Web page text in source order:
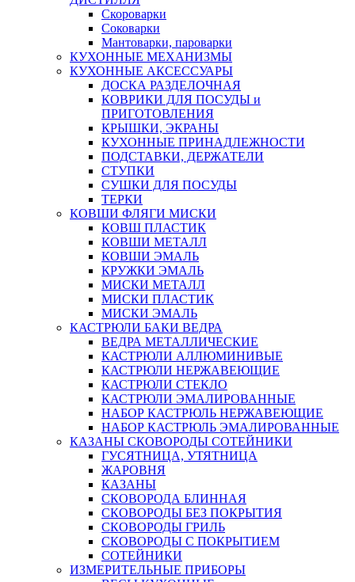
Скороварки
Соковарки
Мантоварки, пароварки
КУХОННЫЕ МЕХАНИЗМЫ
КУХОННЫЕ АКСЕССУАРЫ
ДОСКА РАЗДЕЛОЧНАЯ
КОВРИКИ ДЛЯ ПОСУДЫ и
ПРИГОТОВЛЕНИЯ
КРЫШКИ, ЭКРАНЫ
КУХОННЫЕ ПРИНАДЛЕЖНОСТИ
ПОДСТАВКИ, ДЕРЖАТЕЛИ
СТУПКИ
СУШКИ ДЛЯ ПОСУДЫ
ТЕРКИ
КОВШИ ФЛЯГИ МИСКИ
КОВШ ПЛАСТИК
КОВШИ МЕТАЛЛ
КОВШИ ЭМАЛЬ
КРУЖКИ ЭМАЛЬ
МИСКИ МЕТАЛЛ
МИСКИ ПЛАСТИК
МИСКИ ЭМАЛЬ
КАСТРЮЛИ БАКИ ВЕДРА
ВЕДРА МЕТАЛЛИЧЕСКИЕ
КАСТРЮЛИ АЛЛЮМИНИВЫЕ
КАСТРЮЛИ НЕРЖАВЕЮЩИЕ
КАСТРЮЛИ СТЕКЛО
КАСТРЮЛИ ЭМАЛИРОВАННЫЕ
НАБОР КАСТРЮЛЬ НЕРЖАВЕЮЩИЕ
НАБОР КАСТРЮЛЬ ЭМАЛИРОВАННЫЕ
КАЗАНЫ СКОВОРОДЫ СОТЕЙНИКИ
ГУСЯТНИЦА, УТЯТНИЦА
ЖАРОВНЯ
КАЗАНЫ
СКОВОРОДА БЛИННАЯ
СКОВОРОДЫ БЕЗ ПОКРЫТИЯ
СКОВОРОДЫ ГРИЛЬ
СКОВОРОДЫ С ПОКРЫТИЕМ
СОТЕЙНИКИ
ИЗМЕРИТЕЛЬНЫЕ ПРИБОРЫ